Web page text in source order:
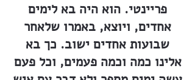
פריינטי. הוא היה בא לימים
אחדים, ויוצא, באמרו שלאחר
שבועות אחדים ישוב. כך בא
אלינו כמה וכמה פעמים, וכל פעם